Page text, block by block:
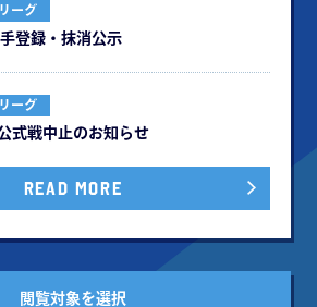
リーグ
登録・抹消公示
リーグ
式戦中⽌のお知らせ
READ MORE
閲覧対象を選択